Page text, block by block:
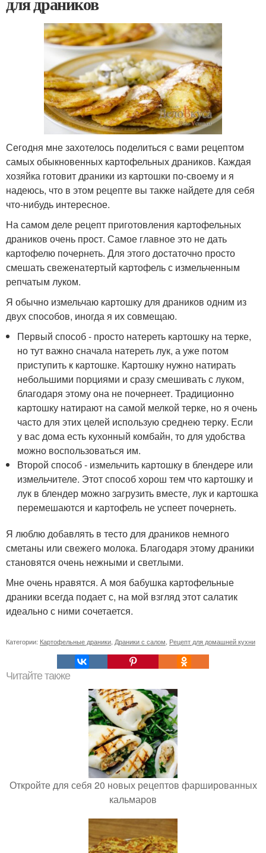
Сегодня мне захотелось поделиться с вами рецептом
самых обыкновенных картофельных драников. Каждая
хозяйка готовит драники из картошки по-своему и я
надеюсь, что в этом рецепте вы также найдете для себя
что-нибудь интересное.
На самом деле рецепт приготовления картофельных
драников очень прост. Самое главное это не дать
картофелю почернеть. Для этого достаточно просто
смешать свеженатертый картофель с измельченным
репчатым луком.
Я обычно измельчаю картошку для драников одним из
двух способов, иногда я их совмещаю.
Первый способ - просто натереть картошку на терке,
но тут важно сначала натереть лук, а уже потом
приступить к картошке. Картошку нужно натирать
небольшими порциями и сразу смешивать с луком,
благодаря этому она не почернеет. Традиционно
картошку натирают на самой мелкой терке, но я очень
часто для этих целей использую среднею терку. Если
у вас дома есть кухонный комбайн, то для удобства
можно воспользоваться им.
Второй способ - измельчить картошку в блендере или
измельчителе. Этот способ хорош тем что картошку и
лук в блендер можно загрузить вместе, лук и картошка
перемешаются и картофель не успеет почернеть.
Я люблю добавлять в тесто для драников немного
сметаны или свежего молока. Благодаря этому драники
становятся очень нежными и светлыми.
Мне очень нравятся. А моя бабушка картофельные
драники всегда подает с, на мой взгляд этот салатик
идеально с ними сочетается.
Категории: Картофельные драники Драники с салом Рецепт для домашней кухни
Читайте также
Откройте для себя 20 новых рецептов фаршированных
кальмаров